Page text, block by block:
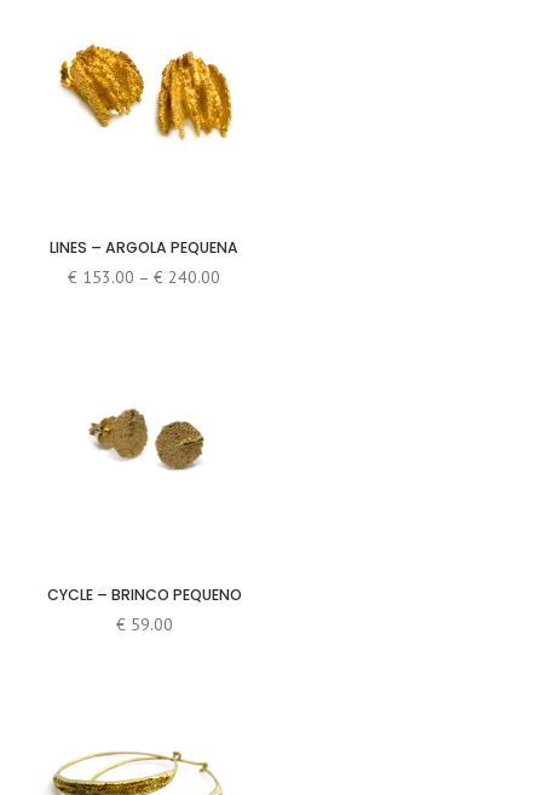
LINES – ARGOLA PEQUENA
€ 153.00 – € 240.00
CYCLE – BRINCO PEQUENO
€59.00